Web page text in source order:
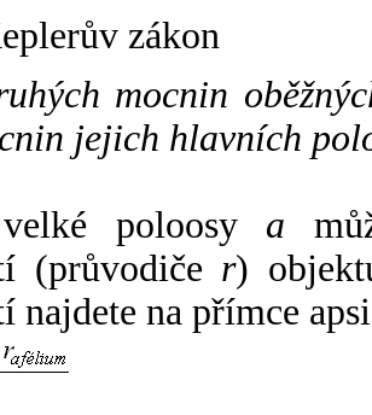
zákon
mocnin
jejich hlavních
poloosy a
(průvodiče r)
najdete na přímce